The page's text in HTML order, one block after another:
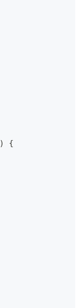
)
{